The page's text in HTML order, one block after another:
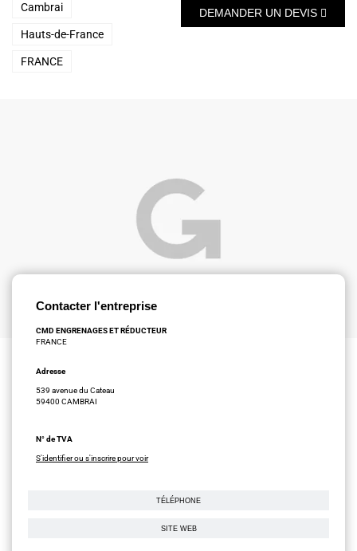
DEMANDER UN DEVIS
Cambrai
Hauts-de-France
FRANCE
Contacter l'entreprise
CMD ENGRENAGES ET RÉDUCTEUR
FRANCE
Adresse
539 avenue du Cateau
59400 CAMBRAI
N° de TVA
S'identifier ou s'inscrire pour voir
TÉLÉPHONE
SITE WEB